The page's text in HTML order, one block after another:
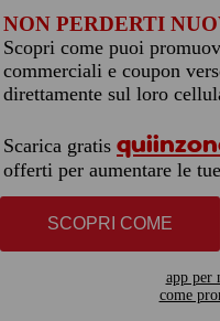
NON PERDERTI
Scopri come puoi
commerciali e coupon
direttamente sul loro
Scarica gratis
offerti per aumentare le
SCOPRI COME
app per
come